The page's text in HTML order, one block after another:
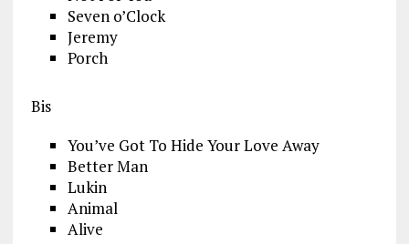
Seven o’Clock
Jeremy
Porch
Bis
You’ve Got To Hide Your Love Away
Better Man
Lukin
Animal
Alive